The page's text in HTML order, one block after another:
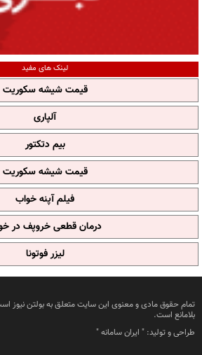
لینک های مفید
قیمت شیشه سکوریت
آلپاری
بیم دتکتور
قیمت شیشه سکوریت
فیلم آپنه خواب
درمان قطعی خروپف در
لیزر فوتونا
تمام حقوق مادی و معنوی این سایت متعلق به بولتن نیوز
بلامانع است.
طراحی و تولید: " ایران سامانه"